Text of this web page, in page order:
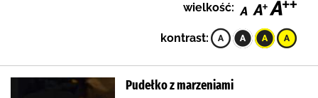
wielkość:
kontrast:
Pudełko z marzeniami